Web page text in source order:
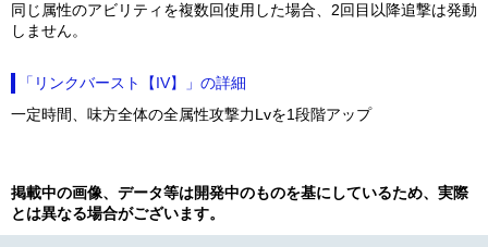
同じ属性のアビリティを複数回使用した場合、2回目以降追撃は発動
しません。
「リンクバースト【IV】」の詳細
一定時間、味方全体の全属性攻撃力Lvを1段階アップ
掲載中の画像、データ等は開発中のものを基にしているため、実際
とは異なる場合がございます。